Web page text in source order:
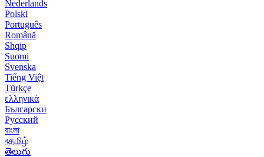
Nederlands
Polski
Português
Română
Shqip
Suomi
Svenska
Tiếng Việt
Türkçe
ελληνικά
Български
Русский
বাংলা
বதமிழ்
తెలుగు